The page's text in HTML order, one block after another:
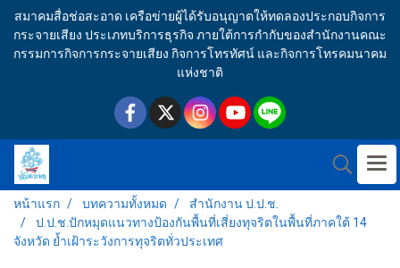
สมาคมสื่อช่อสะอาด เครือข่ายผู้ได้รับอนุญาตให้ทดลองประกอบกิจการ
กระจายเสียง ประเภทบริการธุรกิจ ภายใต้การกำกับของสำนักงานคณะ
กรรมการกิจการกระจายเสียง กิจการโทรทัศน์ และกิจการโทรคมนาคม
แห่งชาติ
หน้าแรก บทความทั้งหมด
สำนักงาน ป.ป.ช.
ป.ป.ช.ปักหมุดแนวทางป้องกันพื้นที่เสี่ยงทุจริตในพื้นที่ภาคใต้ 14
จังหวัด ย้ำเฝ้าระวังการทุจริตทั่วประเทศ